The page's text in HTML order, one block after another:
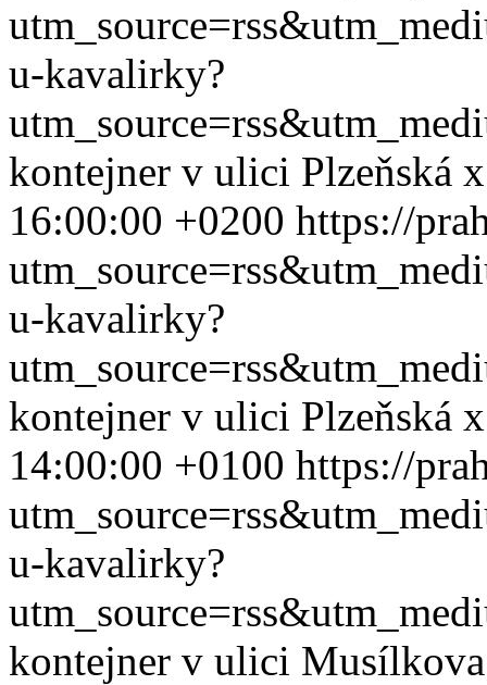
u-kavalirky?
kontejner v ulici Plzeňská
16:00:00 +0200 https://
u-kavalirky?
kontejner v ulici Plzeňská
14:00:00 +0100 https://
u-kavalirky?
kontejner v ulici